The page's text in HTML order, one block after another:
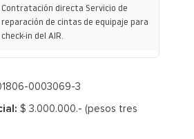
Contratación directa Servicio de
reparación de cintas de equipaje para
check-in del AIR.
0003069-3
$ 3.000.000.- (pesos tres